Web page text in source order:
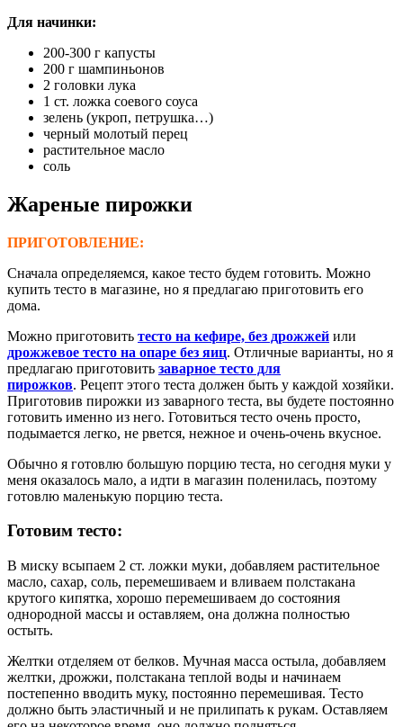
Для начинки:
200-300 г капусты
200 г шампиньонов
2 головки лука
1 ст. ложка соевого соуса
зелень (укроп, петрушка…)
черный молотый перец
растительное масло
соль
Жареные пирожки
ПРИГОТОВЛЕНИЕ:
Сначала определяемся, какое тесто будем готовить. Можно
купить тесто в магазине, но я предлагаю приготовить его
дома.
Можно приготовить тесто на кефире, без дрожжей или
дрожжевое тесто на опаре без яиц. Отличные варианты, но я
предлагаю приготовить заварное тесто для
пирожков. Рецепт этого теста должен быть у каждой хозяйки.
Приготовив пирожки из заварного теста, вы будете постоянно
готовить именно из него. Готовиться тесто очень просто,
подымается легко, не рвется, нежное и очень-очень вкусное.
Обычно я готовлю большую порцию теста, но сегодня муки у
меня оказалось мало, а идти в магазин поленилась, поэтому
готовлю маленькую порцию теста.
Готовим тесто:
В миску всыпаем 2 ст. ложки муки, добавляем растительное
масло, сахар, соль, перемешиваем и вливаем полстакана
крутого кипятка, хорошо перемешиваем до состояния
однородной массы и оставляем, она должна полностью
остыть.
Желтки отделяем от белков. Мучная масса остыла, добавляем
желтки, дрожжи, полстакана теплой воды и начинаем
постепенно вводить муку, постоянно перемешивая. Тесто
должно быть эластичный и не прилипать к рукам. Оставляем